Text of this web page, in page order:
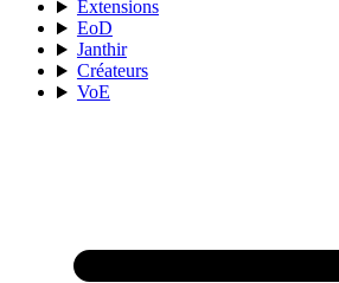
Extensions
EoD
Janthir
Créateurs
VoE